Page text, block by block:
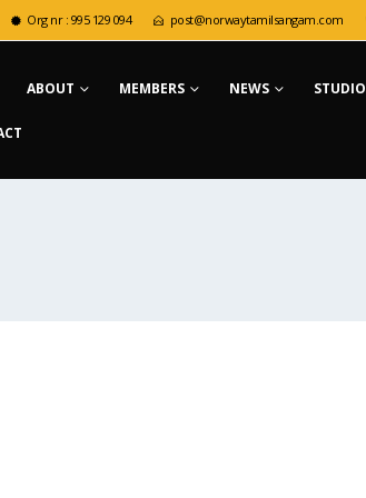
Org nr : 995 129 094 post@norwaytamilsangam.com
ABOUT MEMBERS NEWS STUDIO